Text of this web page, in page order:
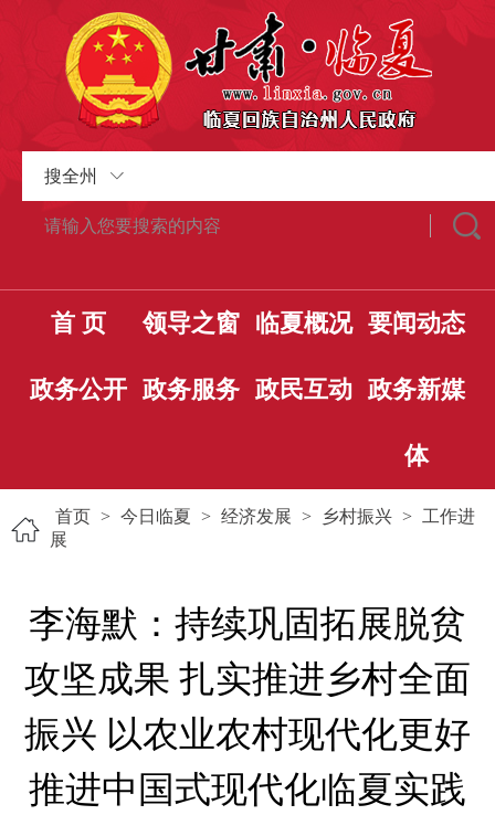
搜全州
首 页 领导之窗 临夏概况 要闻动态
政务公开 政务服务 政民互动 政务新媒
体
首页 > 今日临夏 > 经济发展 > 乡村振兴 > 工作进
展
李海默：持续巩固拓展脱贫
攻坚成果 扎实推进乡村全面
振兴 以农业农村现代化更好
推进中国式现代化临夏实践